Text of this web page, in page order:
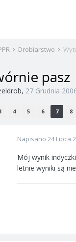
Drobiarstwo
pasz
, 27 Grudnia
4 5 6 7 8
Napisano 24 Lipca
Mój wynik
letnie wyniki są